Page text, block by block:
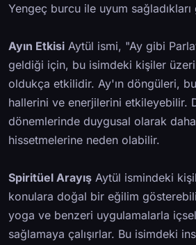
Yengeç burcu ile uyum
Ayın Etkisi Aytül ismi, "Ay gibi
geldiği için, bu isimdeki kişiler
oldukça etkilidir. Ay'ın döngüleri,
hallerini ve enerjilerini etkileyebilir.
dönemlerinde duygusal olarak
hissetmelerine neden olabilir.
Spiritüel Arayış Aytül ismindeki
konulara doğal bir eğilim
yoga ve benzeri uygulamalarla
sağlamaya çalışırlar. Bu isimdeki